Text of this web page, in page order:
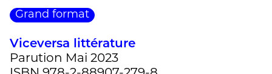
Grand format
Viceversa littérature
Parution Mai 2023